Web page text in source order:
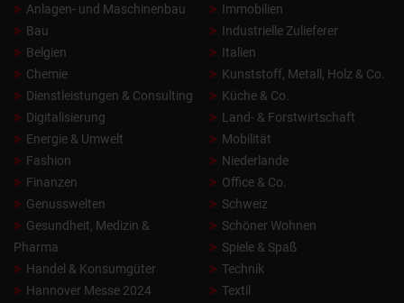
Anlagen- und Maschinenbau
Bau
Belgien
Chemie
Dienstleistungen & Consulting
Digitalisierung
Energie & Umwelt
Fashion
Finanzen
Genusswelten
Gesundheit, Medizin &
Pharma
Handel & Konsumgüter
Hannover Messe 2024
Immobilien
Industrielle Zulieferer
Italien
Kunststoff, Metall, Holz & Co.
Küche & Co.
Land- & Forstwirtschaft
Mobilität
Niederlande
Office & Co.
Schweiz
Schöner Wohnen
Spiele & Spaß
Technik
Textil